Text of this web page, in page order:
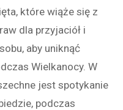
które wiąże się z
dla przyjaciół i
aby uniknąć
Wielkanocy. W
jest spotykanie
podczas